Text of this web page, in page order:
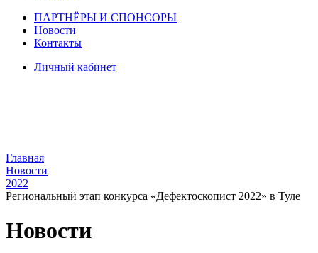
ПАРТНЁРЫ И СПОНСОРЫ
Новости
Контакты
Личный кабинет
Главная
Новости
2022
Региональный этап конкурса «Дефектоскопист 2022» в Туле
Новости